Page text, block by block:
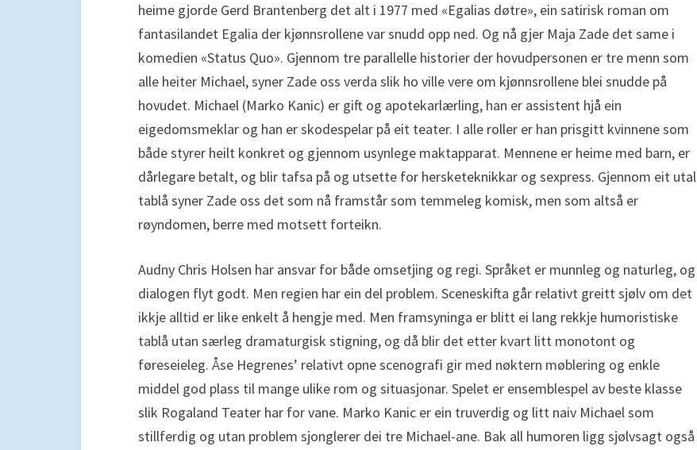
heime gjorde Gerd Brantenberg det alt i 1977 med «Egalias døtre», ein satirisk roman om
fantasilandet Egalia der kjønnsrollene var snudd opp ned. Og nå gjer Maja Zade det same i
komedien «Status Quo». Gjennom tre parallelle historier der hovudpersonen er tre menn som
alle heiter Michael, syner Zade oss verda slik ho ville vere om kjønnsrollene blei snudde på
hovudet. Michael (Marko Kanic) er gift og apotekarlærling, han er assistent hjå ein
eigedomsmeklar og han er skodespelar på eit teater. I alle roller er han prisgitt kvinnene som
både styrer heilt konkret og gjennom usynlege maktapparat. Mennene er heime med barn, er
dårlegare betalt, og blir tafsa på og utsette for hersketeknikkar og sexpress. Gjennom eit utal
tablå syner Zade oss det som nå framstår som temmeleg komisk, men som altså er
røyndomen, berre med motsett forteikn.
Audny Chris Holsen har ansvar for både omsetjing og regi. Språket er munnleg og naturleg, og
dialogen flyt godt. Men regien har ein del problem. Sceneskifta går relativt greitt sjølv om det
ikkje alltid er like enkelt å hengje med. Men framsyninga er blitt ei lang rekkje humoristiske
tablå utan særleg dramaturgisk stigning, og då blir det etter kvart litt monotont og
føreseieleg. Åse Hegrenes’ relativt opne scenografi gir med nøktern møblering og enkle
middel god plass til mange ulike rom og situasjonar. Spelet er ensemblespel av beste klasse
slik Rogaland Teater har for vane. Marko Kanic er ein truverdig og litt naiv Michael som
stillferdig og utan problem sjonglerer dei tre Michael-ane. Bak all humoren ligg sjølvsagt også